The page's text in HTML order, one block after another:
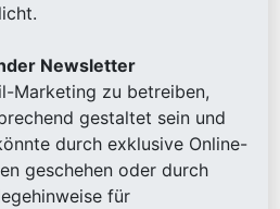
Newsletter
Marketing zu betreiben,
gestaltet sein und
durch exklusive Online-
geschehen oder durch
für